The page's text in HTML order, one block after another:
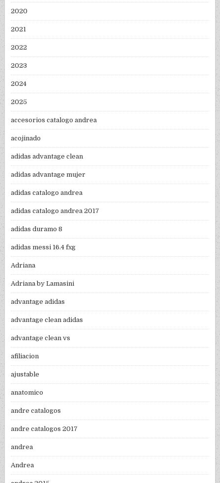
2020
2021
2022
2023
2024
2025
accesorios catalogo andrea
acojinado
adidas advantage clean
adidas advantage mujer
adidas catalogo andrea
adidas catalogo andrea 2017
adidas duramo 8
adidas messi 16.4 fxg
Adriana
Adriana by Lamasini
advantage adidas
advantage clean adidas
advantage clean vs
afiliacion
ajustable
anatomico
andre catalogos
andre catalogos 2017
andrea
Andrea